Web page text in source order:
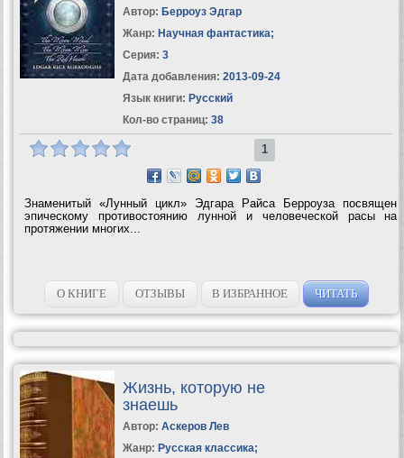
Автор: Берроуз Эдгар
Жанр: Научная фантастика;
Серия: 3
Дата добавления: 2013-09-24
Язык книги: Русский
Кол-во страниц: 38
1
Знаменитый «Лунный цикл» Эдгара Райса Берроуза посвящен
эпическому противостоянию лунной и человеческой расы на
протяжении многих...
О КНИГЕ ОТЗЫВЫ В ИЗБРАННОЕ ЧИТАТЬ
Жизнь, которую не
знаешь
Автор: Аскеров Лев
Жанр: Русская классика;